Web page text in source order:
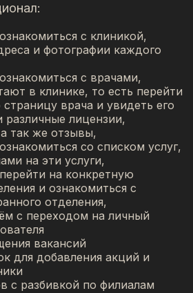
с клиникой,
и фотографии каждого
с врачами,
в клинике, то есть перейти
врача и увидеть его
лицензии,
так же отзывы,
со списком услуг,
на эти услуги,
на конкретную
и ознакомиться с
отделения,
с переходом на личный
вакансий
для добавления акций и
с разбивкой по филиалам